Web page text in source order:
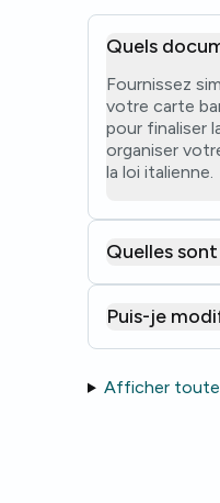
Quels
Fournissez
votre carte
pour finaliser
organiser
la loi italienne.
Quelles
Puis-je
Afficher